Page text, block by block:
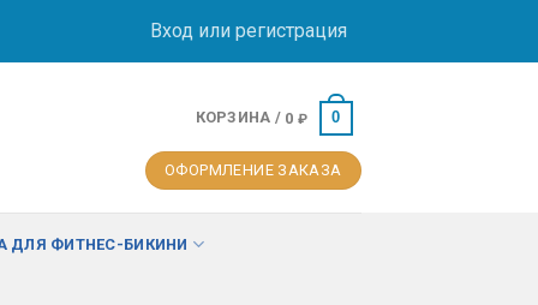
Вход или регистрация
КОРЗИНА / 0 ₽ 0
ОФОРМЛЕНИЕ ЗАКАЗА
ДЛЯ ФИТНЕС-БИКИНИ